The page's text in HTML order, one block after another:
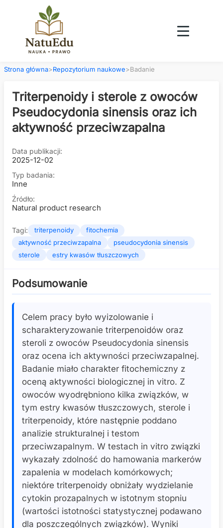
Strona główna>Repozytorium naukowe>Badanie
Triterpenoidy i sterole z owoców
Pseudocydonia sinensis oraz ich
aktywność przeciwzapalna
Data publikacji:
2025-12-02
Typ badania:
Inne
Źródło:
Natural product research
Tagi: triterpenoidy
fitochemia
aktywność przeciwzapalna
pseudocydonia sinensis
sterole
estry kwasów tłuszczowych
Podsumowanie
Celem pracy było wyizolowanie i
scharakteryzowanie triterpenoidów oraz
steroli z owoców Pseudocydonia sinensis
oraz ocena ich aktywności przeciwzapalnej.
Badanie miało charakter fitochemiczny z
oceną aktywności biologicznej in vitro. Z
owoców wyodrębniono kilka związków, w
tym estry kwasów tłuszczowych, sterole i
triterpenoidy, które następnie poddano
analizie strukturalnej i testom
przeciwzapalnym. W testach in vitro związki
wykazały zdolność do hamowania markerów
zapalenia w modelach komórkowych;
niektóre triterpenoidy obniżały wydzielanie
cytokin prozapalnych w istotnym stopniu
(wartości istotności statystycznej podawano
dla poszczególnych związków). Wyniki